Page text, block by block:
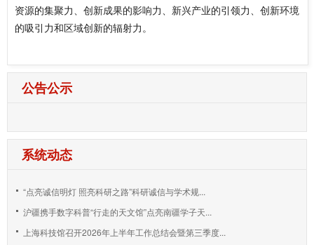
资源的集聚力、创新成果的影响力、新兴产业的引领力、创新环境
的吸引力和区域创新的辐射力。
公告公示
系统动态
“点亮诚信明灯 照亮科研之路”科研诚信与学术规...
沪疆携手数字科普“行走的天文馆”点亮南疆学子天...
上海科技馆召开2026年上半年工作总结会暨第三季度...